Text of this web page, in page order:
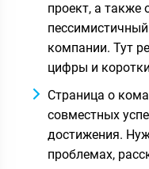
проект, а также
компании. Тут
цифры и
Страница о
совместных
достижения.
проблемах,